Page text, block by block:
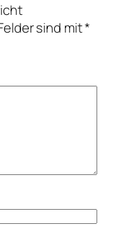
sind mit*